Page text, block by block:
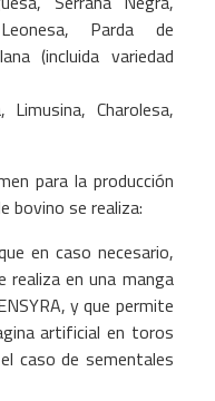
Parda de
(incluida variedad
Charolesa,
para la producción
bovino se realiza:
en caso necesario,
en una manga
y que permite
artificial en toros
caso de sementales